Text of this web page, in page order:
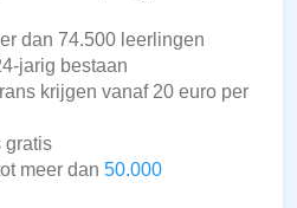
dan 74.500 leerlingen
jarig bestaan
krijgen vanaf 20 euro per
gratis
meer dan 50.000